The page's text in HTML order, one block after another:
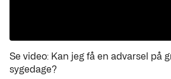
Se video: Kan jeg få en advarsel på
sygedage?